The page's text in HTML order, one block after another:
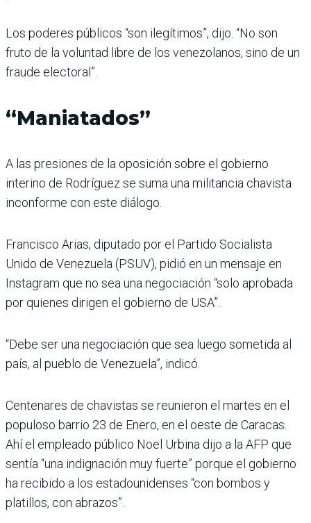
Los poderes públicos “son ilegítimos”, dijo. “No son
fruto de la voluntad libre de los venezolanos, sino de un
fraude electoral”.
“Maniatados”
A las presiones de la oposición sobre el gobierno
interino de Rodríguez se suma una militancia chavista
inconforme con este diálogo.
Francisco Arias, diputado por el Partido Socialista
Unido de Venezuela (PSUV), pidió en un mensaje en
Instagram que no sea una negociación “solo aprobada
por quienes dirigen el gobierno de USA”.
“Debe ser una negociación que sea luego sometida al
país, al pueblo de Venezuela”, indicó.
Centenares de chavistas se reunieron el martes en el
populoso barrio 23 de Enero, en el oeste de Caracas.
Ahí el empleado público Noel Urbina dijo a la AFP que
sentía “una indignación muy fuerte” porque el gobierno
ha recibido a los estadounidenses “con bombos y
platillos, con abrazos”.